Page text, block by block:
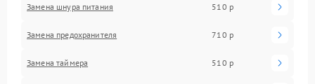
Замена шнура питания 510 р
Замена предохранителя 710 р
Замена таймера 510 р